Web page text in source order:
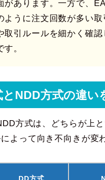
があります。一方で、
ように注文回数が多い取
取引ルールを細かく確認
。
とNDD方式の違い
方式は、どちらが上
よって向き不向きが変
DD方式